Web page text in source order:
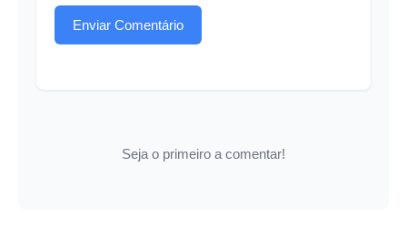
Enviar Comentário
Seja o primeiro a comentar!